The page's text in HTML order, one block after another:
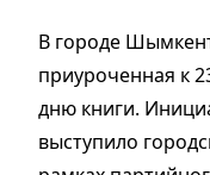
В городе
приуроченная к
дню книги.
выступило